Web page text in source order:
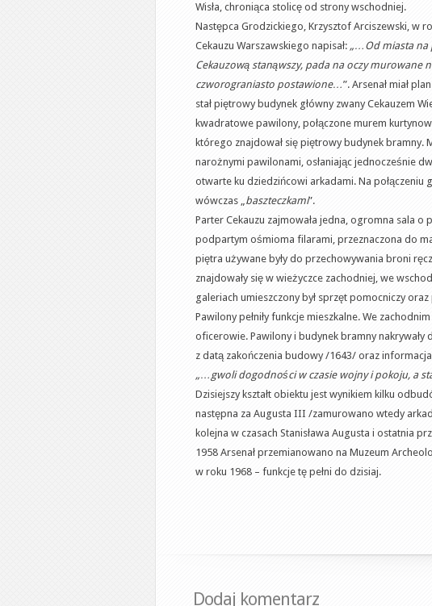
Wisła, chroniąca stolicę od strony wschodniej.
Następca Grodzickiego, Krzysztof Arciszewski, w
Cekauzu Warszawskiego napisał: „…Od miasta na
Cekauzową stanąwszy, pada na oczy murowane
czworograniasto postawione…”. Arsenał miał
stał piętrowy budynek główny zwany Cekauzem
kwadratowe pawilony, połączone murem
którego znajdował się piętrowy budynek bramny.
narożnymi pawilonami, osłaniając jednocześnie
otwarte ku dziedzińcowi arkadami. Na połączeniu
wówczas „baszteczkami”.
Parter Cekauzu zajmowała jedna, ogromna sala o
podpartym ośmioma filarami, przeznaczona do
piętra używane były do przechowywania broni
znajdowały się w wieżyczce zachodniej, we
galeriach umieszczony był sprzęt pomocniczy
Pawilony pełniły funkcje mieszkalne. We
oficerowie. Pawilony i budynek bramny
z datą zakończenia budowy /1643/ oraz
„…gwoli dogodności w czasie wojny i pokoju, a
Dzisiejszy kształt obiektu jest wynikiem kilku
następna za Augusta III /zamurowano wtedy
kolejna w czasach Stanisława Augusta i ostatnia
1958 Arsenał przemianowano na Muzeum
w roku 1968 – funkcje tę pełni do dzisiaj.
Dodaj komentarz